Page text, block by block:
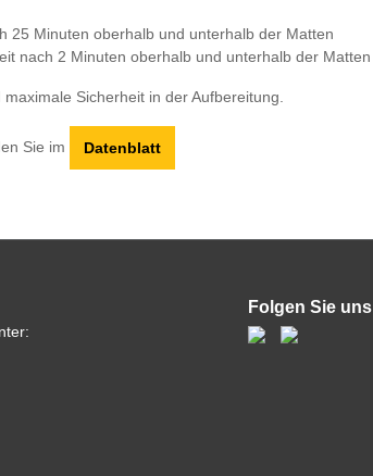
25 Minuten oberhalb und unterhalb der Matten
nach 2 Minuten oberhalb und unterhalb der Matten
Sicherheit in der Aufbereitung.
Sie im Datenblatt
Folgen Sie uns